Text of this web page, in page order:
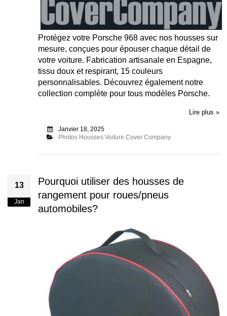
Protégez votre Porsche 968 avec nos housses sur
mesure, conçues pour épouser chaque détail de
votre voiture. Fabrication artisanale en Espagne,
tissu doux et respirant, 15 couleurs
personnalisables. Découvrez également notre
collection complète pour tous modèles Porsche.
Lire plus »
Janvier 18, 2025
Photos Housses Voiture Cover Company
13
Jan
Pourquoi utiliser des housses de
rangement pour roues/pneus
automobiles?